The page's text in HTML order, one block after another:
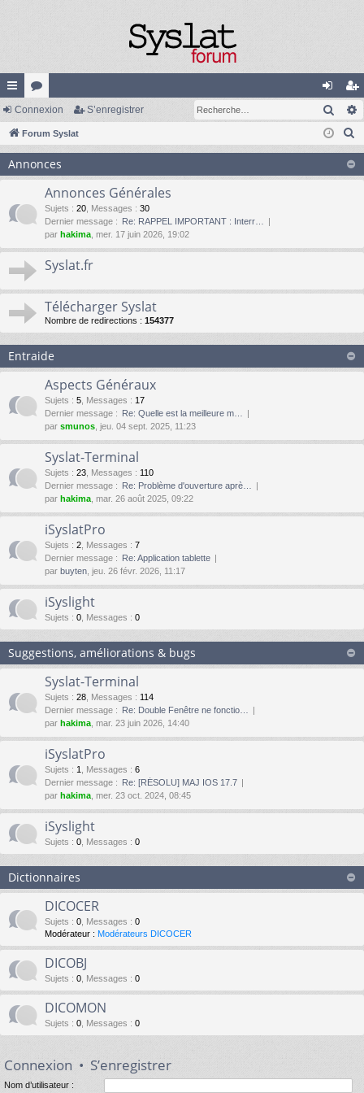
cc
ès
ra
pi
de
or
u
s
on
ne
on
’e
nr
eg
ist
Connexion S’enregistrer
Forum Syslat
r
Annonces
Annonces Générales
Sujets : 20 Messages : 30
Dernier message : Re: RAPPEL IMPORTANT : Interr…
par hakima , mer. 17 juin 2026, 19:02
Syslat.fr
Télécharger Syslat
Nombre de redirections : 154377
Entraide
Aspects Généraux
Sujets : 5 Messages : 17
Dernier message : Re: Quelle est la meilleure m…
par smunos , jeu. 04 sept. 2025, 11:23
Syslat-Terminal
Sujets : 23 Messages : 110
Dernier message : Re: Problème d'ouverture aprè…
par hakima , mar. 26 août 2025, 09:22
iSyslatPro
Sujets : 2 Messages : 7
Dernier message : Re: Application tablette
par buyten , jeu. 26 févr. 2026, 11:17
iSyslight
Sujets : 0 Messages : 0
Suggestions, améliorations & bugs
Syslat-Terminal
Sujets : 28 Messages : 114
Dernier message : Re: Double Fenêtre ne fonctio…
par hakima , mar. 23 juin 2026, 14:40
iSyslatPro
Sujets : 1 Messages : 6
Dernier message : Re: [RÉSOLU] MAJ IOS 17.7
par hakima , mer. 23 oct. 2024, 08:45
iSyslight
Sujets : 0 Messages : 0
Dictionnaires
DICOCER
Sujets : 0 Messages : 0
Modérateur : Modérateurs DICOCER
DICOBJ
Sujets : 0 Messages : 0
DICOMON
Sujets : 0 Messages : 0
Connexion • S’enregistrer
Nom d’utilisateur :